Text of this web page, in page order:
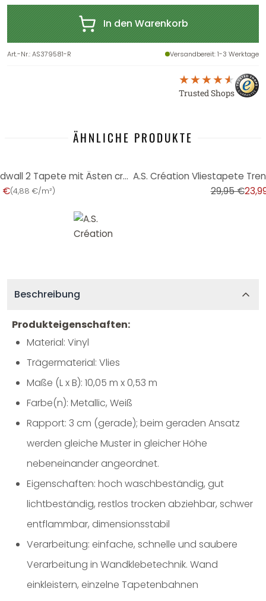
In den Warenkorb
Art.-Nr.:AS379581-R Versandbereit: 1-3 Werktage
Trusted Shops
ÄHNLICHE PRODUKTE
A.S. Création Vliestapete Trendwall 2 Tapete mit Ästen creme, weiß
€(4,88 €/m²) 29,95 €
Beschreibung
Produkteigenschaften:
Material: Vinyl
Trägermaterial: Vlies
Maße (L x B): 10,05 m x 0,53 m
Farbe(n): Metallic, Weiß
Rapport: 3 cm (gerade); beim geraden Ansatz
werden gleiche Muster in gleicher Höhe
nebeneinander angeordnet.
Eigenschaften: hoch waschbeständig, gut
lichtbeständig, restlos trocken abziehbar, schwer
entflammbar, dimensionsstabil
Verarbeitung: einfache, schnelle und saubere
Verarbeitung in Wandklebetechnik. Wand
einkleistern, einzelne Tapetenbahnen